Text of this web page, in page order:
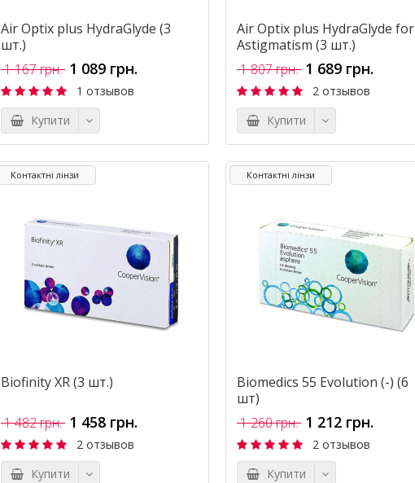
Air Optix plus HydraGlyde (3
шт.)
1 167 грн. 1 089 грн.
1 отзывов
Купити
Air Optix plus HydraGlyde for
Astigmatism (3 шт.)
1 807 грн. 1 689 грн.
2 отзывов
Купити
Контактні лінзи
Biofinity XR (3 шт.)
1 482 грн. 1 458 грн.
2 отзывов
Купити
Контактні лінзи
Biomedics 55 Evolution (-) (6
шт)
1 260 грн. 1 212 грн.
2 отзывов
Купити